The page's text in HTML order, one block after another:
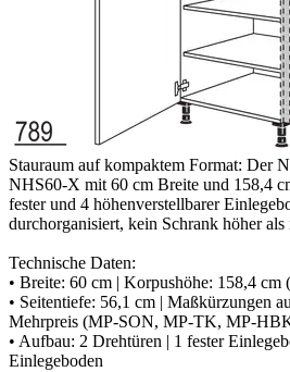
Stauraum auf kompaktem Format: Der
NHS60-X mit 60 cm Breite und 158,4
fester und 4 höhenverstellbarer
durchorganisiert, kein Schrank höher als
Technische Daten:
• Breite: 60 cm | Korpushöhe: 158,4
• Seitentiefe: 56,1 cm | Maßkürzungen
Mehrpreis (MP-SON, MP-TK, MP-
• Aufbau: 2 Drehtüren | 1 fester
Einlegeboden